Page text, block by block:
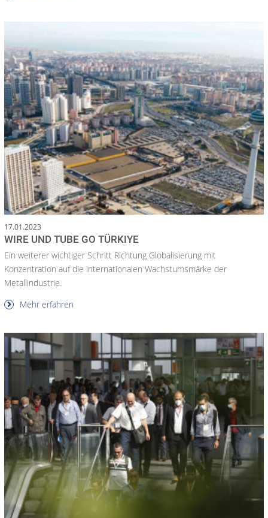
17.01.2023
WIRE UND TUBE GO TÜRKIYE
Ein weiterer wichtiger Schritt Richtung Globalisierung mit
Konzentration auf die internationalen Wachstumsmärke der
Metallindustrie.
Mehr erfahren